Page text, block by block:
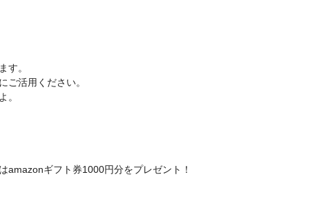
す。
ご活用ください。
。
amazonギフト券1000円分をプレゼント！